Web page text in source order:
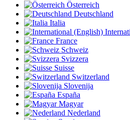
Österreich
Deutschland
Italia
France
Schweiz
Svizzera
Suisse
Switzerland
Slovenija
España
Magyar
Nederland